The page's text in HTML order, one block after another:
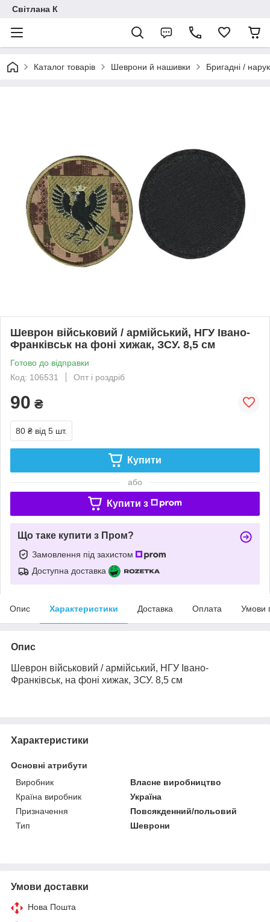
Світлана К
Каталог товарів Шеврони й нашивки Бригадні /
Шеврон військовий / армійський, НГУ Івано-
Франківськ на фоні хижак, ЗСУ. 8,5 см
Готово до відправки
Код: 106531
Опт і роздріб
90 ₴
80 ₴ від 5 шт.
Купити
або
Купити з
Що таке купити з Пром?
Замовлення під захистом
Доступна доставка
Опис Характеристики Доставка Оплата Умови
Опис
Шеврон військовий / армійський, НГУ Івано-
Франківськ, на фоні хижак, ЗСУ. 8,5 см
Характеристики
Основні атрибути
Виробник
Власне виробництво
Країна виробник
Україна
Призначення
Повсякденний/польовий
Тип
Шеврони
Умови доставки
Нова Пошта